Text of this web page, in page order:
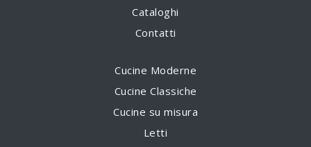
Cataloghi
Contatti
Cucine Moderne
Cucine Classiche
Cucine su misura
Letti